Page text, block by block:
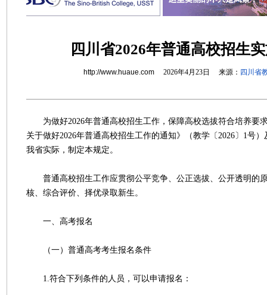
四川省2026年普通高校招生
http://www.huaue.com2026年4月23日 来源： 四川省
为做好2026年普通高校招生工作，保障高校选拔符合培养要
关于做好2026年普通高校招生工作的通知》（教学〔2026〕1号
我省实际，制定本规定。
普通高校招生工作应贯彻公平竞争、公正选拔、公开透明的
核、综合评价、择优录取新生。
一、高考报名
（一）普通高考考生报名条件
1.符合下列条件的人员，可以申请报名：